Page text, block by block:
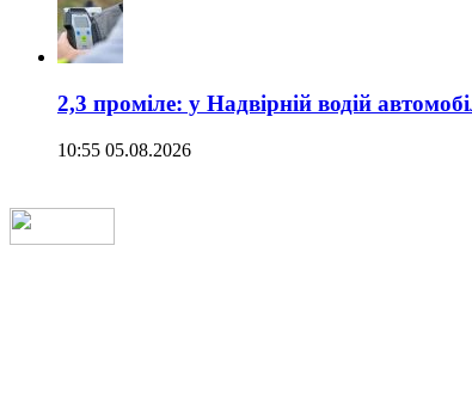
2,3 проміле: у Надвірній водій
10:55 05.08.2026